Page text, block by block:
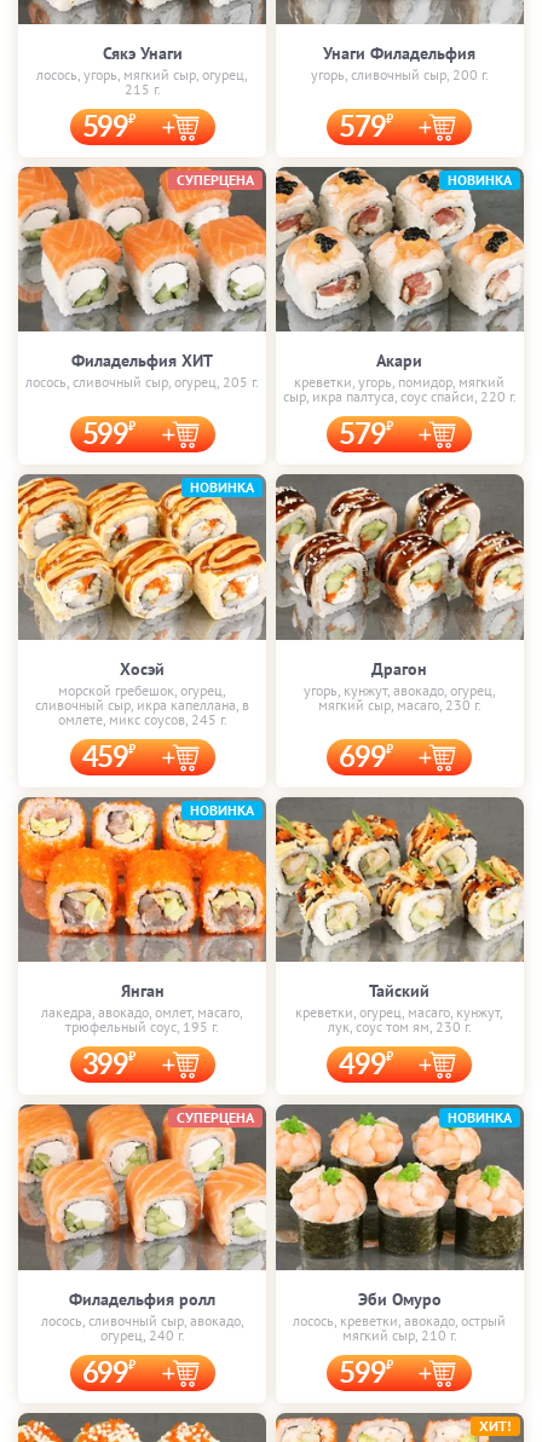
Сякэ Унаги
лосось, угорь, мягкий сыр, огурец,
215 г.
599
Унаги Филадельфия
угорь, сливочный сыр, 200 г.
579
Филадельфия ХИТ
лосось, сливочный сыр, огурец, 205 г.
599
СУПЕРЦЕНА
Акари
креветки, угорь, помидор, мягкий
сыр, икра палтуса, соус спайси, 220 г.
579
НОВИНКА
Хосэй
морской гребешок, огурец,
сливочный сыр, икра капеллана, в
омлете, микс соусов, 245 г.
459
НОВИНКА
Драгон
угорь, кунжут, авокадо, огурец,
мягкий сыр, масаго, 230 г.
699
Янган
лакедра, авокадо, омлет, масаго,
трюфельный соус, 195 г.
399
НОВИНКА
Тайский
креветки, огурец, масаго, кунжут,
лук, соус том ям, 230 г.
499
Филадельфия ролл
лосось, сливочный сыр, авокадо,
огурец, 240 г.
699
СУПЕРЦЕНА
Эби Омуро
лосось, креветки, авокадо, острый
мягкий сыр, 210 г.
599
НОВИНКА
ХИТ!